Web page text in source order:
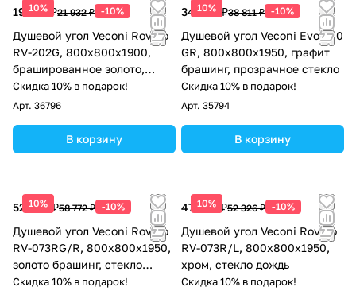
10%
19 739 ₽21 932 ₽ -10%
Душевой угол Veconi Rovigo
RV-202G, 800x800x1900,
брашированное золото,
прозрачное стекло
Скидка 10% в подарок!
Арт. 36796
В корзину
10%
34 930 ₽38 811 ₽ -10%
Душевой угол Veconi Evo 300
GR, 800х800x1950, графит
брашинг, прозрачное стекло
Скидка 10% в подарок!
Арт. 35794
В корзину
10%
52 895 ₽58 772 ₽ -10%
Душевой угол Veconi Rovigo
RV-073RG/R, 800х800х1950,
золото брашинг, стекло
дождь
Скидка 10% в подарок!
10%
47 093 ₽52 326 ₽ -10%
Душевой угол Veconi Rovigo
RV-073R/L, 800х800х1950,
хром, стекло дождь
Скидка 10% в подарок!